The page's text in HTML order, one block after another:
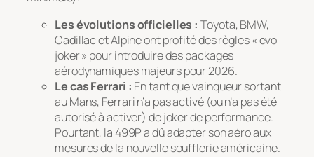
Les évolutions officielles : Toyota, BMW,
Cadillac et Alpine ont profité des règles « evo
joker » pour introduire des packages
aérodynamiques majeurs pour 2026.
Le cas Ferrari : En tant que vainqueur sortant
au Mans, Ferrari n’a pas activé (ou n’a pas été
autorisé à activer) de joker de performance.
Pourtant, la 499P a dû adapter son aéro aux
mesures de la nouvelle soufflerie américaine.